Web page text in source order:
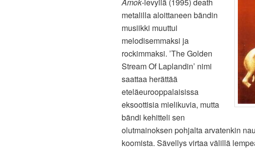
metalilla aloittaneen bändin
musiikki muuttui
melodisemmaksi ja
rockimmaksi. ’The Golden
Stream Of Laplandin’ nimi
saattaa herättää
eteläeurooppalaisissa
eksoottisia mielikuvia, mutta
bändi kehitteli sen
olutmainoksen pohjalta arvatenkin
koomista. Sävellys virtaa välillä